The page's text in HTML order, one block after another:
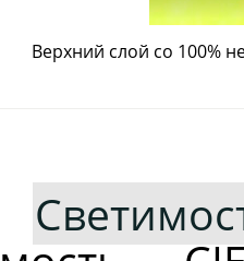
Верхний слой со 100%